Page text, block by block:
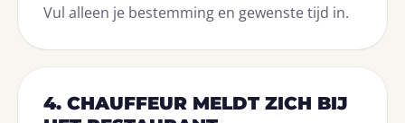
Vul alleen je bestemming en gewenste tijd in.
4. CHAUFFEUR MELDT ZICH BIJ